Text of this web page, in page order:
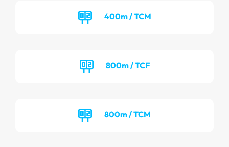
400m / TCM
800m / TCF
800m / TCM